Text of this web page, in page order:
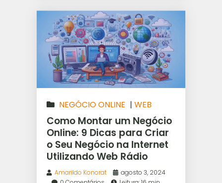
NEGÓCIO ONLINE | WEB
RÁDIO
Como Montar um Negócio
Online: 9 Dicas para Criar
o Seu Negócio na Internet
Utilizando Web Rádio
Amarildo Konorat
agosto 3, 2024